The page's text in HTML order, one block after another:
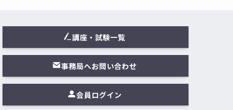
講座・試験一覧
事務局へお問い合わせ
会員ログイン